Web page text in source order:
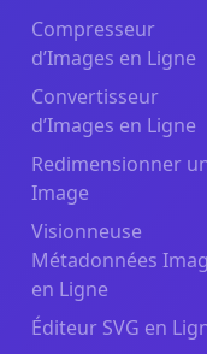
Compresseur
d’Images en Ligne
Convertisseur
d’Images en Ligne
Redimensionner
Image
Visionneuse
Métadonnées
en Ligne
Éditeur SVG en